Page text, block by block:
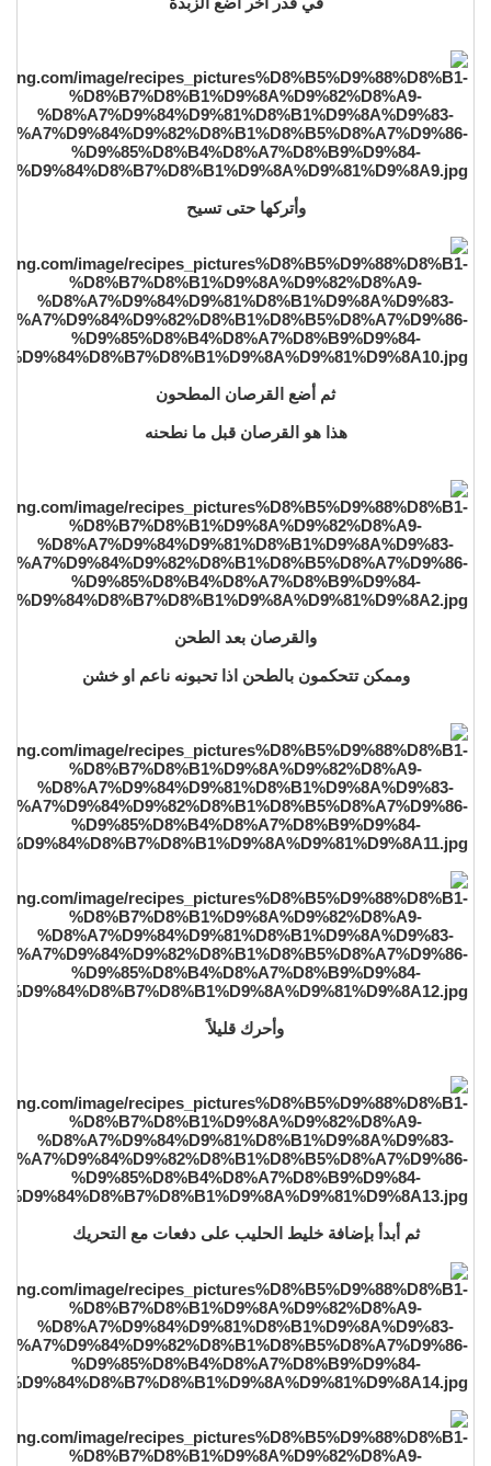
وأتركها حتى تسيح
ثم أضع القرصان المطحون
هذا هو القرصان قبل ما نطحنه
والقرصان بعد الطحن
وممكن تتحكمون بالطحن اذا تحبونه ناعم او خشن
وأحرك قليلاً
ثم أبدأ بإضافة خليط الحليب على دفعات مع التحريك